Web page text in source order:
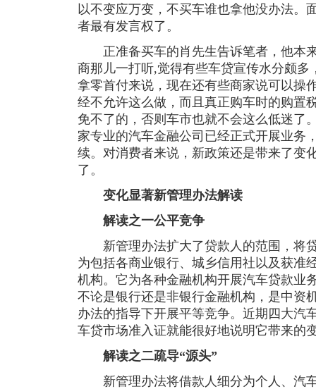
以不变应万变，不买车谁也拿他没办法。
者最有发言权了。
正准备买车的肖先生告诉笔者，他本
商那儿一打听,觉得有些车贷宣传水分颇
拿零首付来说，现在还有些商家说可以操
经不允许这么做，而且真正购车时的购置
免不了的，否则车市也就不会这么低迷了
家专业的汽车金融公司已经正式开展业务
续。对消费者来说，新政策还是带来了变
了。
变化显著新管理办法解读
解读之一公平竞争
新管理办法扩大了贷款人的范围，将
为包括各商业银行、城乡信用社以及获准
机构。它为各种金融机构开展汽车贷款业
不论是银行还是非银行金融机构，是中资
办法的指导下开展平等竞争。近期四大汽
车贷市场准入证就能很好地说明它带来的
解读之二疏导“源头”
新管理办法将借款人细分为个人、汽